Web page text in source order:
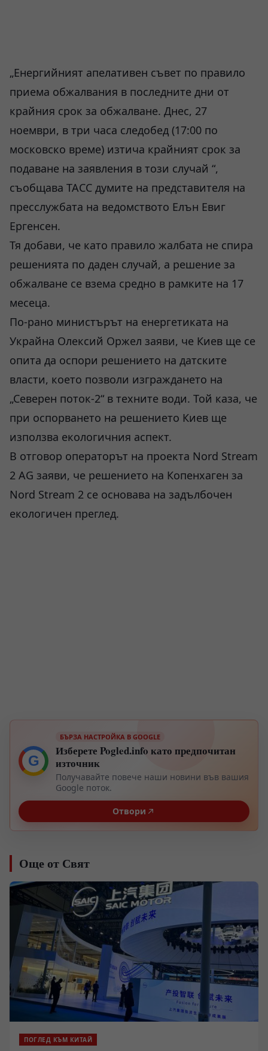
„Енергийният апелативен съвет по правило
приема обжалвания в последните дни от
крайния срок за обжалване. Днес, 27
ноември, в три часа следобед (17:00 по
московско време) изтича крайният срок за
подаване на заявления в този случай “,
съобщава ТАСС думите на представителя на
пресслужбата на ведомството Елън Евиг
Ергенсен.
Тя добави, че като правило жалбата не спира
решенията по даден случай, а решение за
обжалване се взема средно в рамките на 17
месеца.
По-рано министърът на енергетиката на
Украйна Олексий Оржел заяви, че Киев ще се
опита да оспори решението на датските
власти, което позволи изграждането на
„Северен поток-2“ в техните води. Той каза, че
при оспорването на решението Киев ще
използва екологичния аспект.
В отговор операторът на проекта Nord Stream
2 AG заяви, че решението на Копенхаген за
Nord Stream 2 се основава на задълбочен
екологичен преглед.
G
БЪРЗА НАСТРОЙКА В GOOGLE
Изберете Pogled.info като предпочитан
източник
Получавайте повече наши новини във вашия
Google поток.
Отвори
Още от Свят
ПОГЛЕД КЪМ КИТАЙ